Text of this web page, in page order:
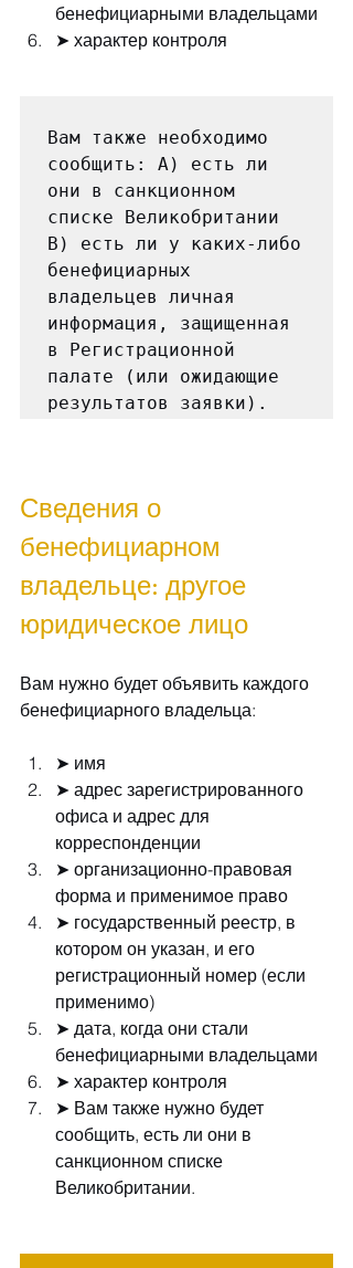
бенефициарными владельцами
➤ характер контроля
Вам также необходимо
сообщить: A) есть ли
они в санкционном
списке Великобритании
B) есть ли у каких-либо
бенефициарных
владельцев личная
информация, защищенная
в Регистрационной
палате (или ожидающие
Сведения о
бенефициарном
владельце: другое
юридическое лицо
Вам нужно будет объявить каждого
бенефициарного владельца:
➤ имя
➤ адрес зарегистрированного
офиса и адрес для
корреспонденции
➤ организационно-правовая
форма и применимое право
➤ государственный реестр, в
котором он указан, и его
регистрационный номер (если
применимо)
➤ дата, когда они стали
бенефициарными владельцами
➤ характер контроля
➤ Вам также нужно будет
сообщить, есть ли они в
санкционном списке
Великобритании.